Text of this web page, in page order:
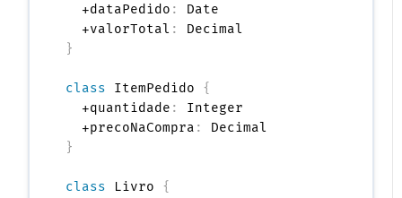
  +dataPedido
:
Date
  +valorTotal
:
}
class ItemPedido {
  +quantidade
:
Integer
  +precoNaCompra
:
}
class Livro {